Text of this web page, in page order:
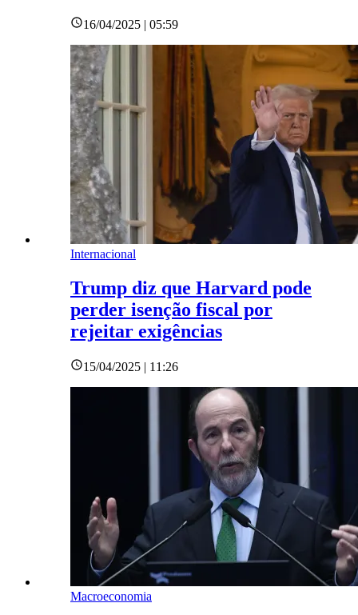
16/04/2025 | 05:59
Internacional
Trump diz que Harvard pode
perder isenção fiscal por
rejeitar exigências
15/04/2025 | 11:26
Macroeconomia